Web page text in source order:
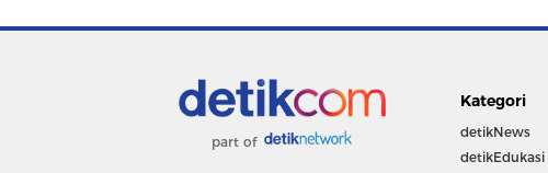
part of
Kategori
detikNews
detikEdukasi